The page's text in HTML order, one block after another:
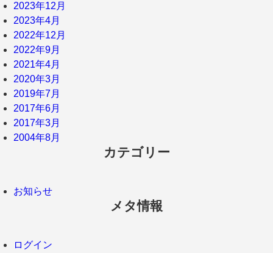
2023年12月
2023年4月
2022年12月
2022年9月
2021年4月
2020年3月
2019年7月
2017年6月
2017年3月
2004年8月
カテゴリー
お知らせ
メタ情報
ログイン